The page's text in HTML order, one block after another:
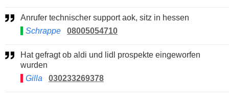
Anrufer technischer support aok, sitz in hessen
Schrappe
08005054710
Hat gefragt ob aldi und lidl prospekte eingeworfen
wurden
Gilla
030233269378